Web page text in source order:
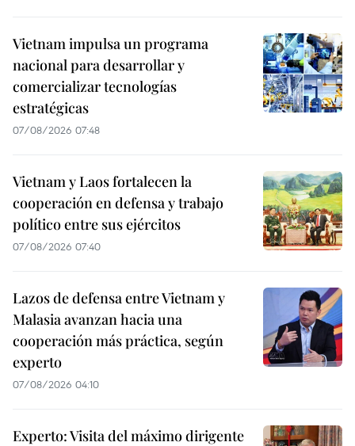
Vietnam impulsa un programa
nacional para desarrollar y
comercializar tecnologías
estratégicas
07/08/2026 07:48
Vietnam y Laos fortalecen la
cooperación en defensa y trabajo
político entre sus ejércitos
07/08/2026 07:40
Lazos de defensa entre Vietnam y
Malasia avanzan hacia una
cooperación más práctica, según
experto
07/08/2026 04:10
Experto: Visita del máximo dirigente